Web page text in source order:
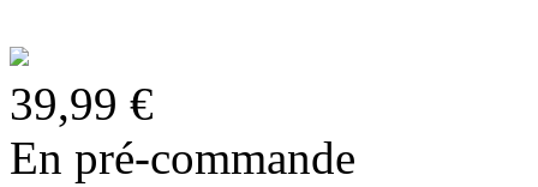
39,99 €
En pré-commande